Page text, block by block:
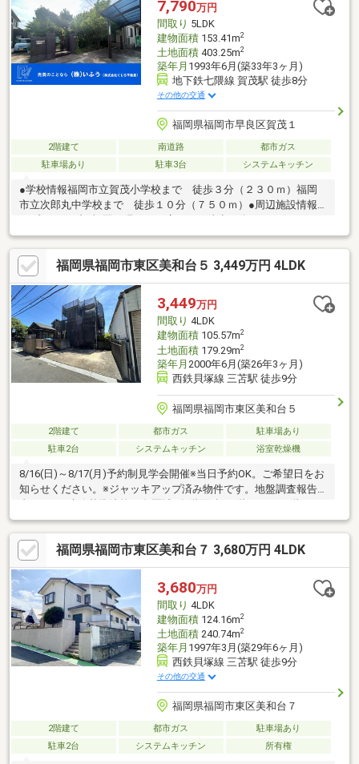
照明センサーは夜になると自動で点灯し、玄関の照明は人感セン
サーになっております。
7,790万円
間取り 5LDK
建物面積153.41m2
土地面積403.25m2
築年月 1993年6月(築33年3ヶ月)
地下鉄七隈線 賀茂駅 徒歩8分
その他の交通
福岡県福岡市早良区賀茂１
2階建て 南道路
都市ガス
駐車場あり
駐車3台 システムキッチン
●学校情報福岡市立賀茂小学校まで 徒歩３分（２３０ｍ）福岡
市立次郎丸中学校まで 徒歩１０分（７５０ｍ）●周辺施設情報
ニー星の原店まで 徒歩８分（６００ｍ）●ハザードマップ情報
本物件はハザードマップによる浸水想定区域には指定されていま
せんが、指定されていない区域においても浸水が発生する場合が
あります。＼土日祝日も営業中！／＜メール登録で優先的に新着
物件配信可能です！＞不動産売買は『株式会社いふう』にお任せ
ください！“あんしんスッキリ対話型”ご質問や内覧のご希望もお
気軽にご連絡ください♪
福岡県福岡市東区美和台５ 3,449万円 4LDK
3,449万円
間取り 4LDK
建物面積105.57m2
土地面積179.29m2
築年月 2000年6月(築26年3ヶ月)
西鉄貝塚線 三苫駅 徒歩9分
福岡県福岡市東区美和台５
2階建て 都市ガス
駐車場あり
駐車2台
システムキッチン 浴室乾燥機
8/16(日)～8/17(月)予約制見学会開催※当日予約OK。ご希望日をお
知らせください。※ジャッキアップ済み物件です。地盤調査報告
㎡※情報と現況が相違する場合は、現況優先とします。※司法書士
は売主の指定になります。※通学の区域に関しては自治体や教育
委員会等にご確認ください。
福岡県福岡市東区美和台７ 3,680万円 4LDK
3,680万円
間取り 4LDK
建物面積124.16m2
土地面積240.74m2
築年月 1997年3月(築29年6ヶ月)
西鉄貝塚線 三苫駅 徒歩9分
その他の交通
福岡県福岡市東区美和台７
2階建て 都市ガス
駐車場あり
駐車2台
システムキッチン 所有権